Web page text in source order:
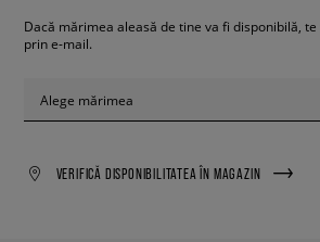
Dacă mărimea aleasă de tine va fi disponibilă,
prin e-mail.
Alege mărimea
VERIFICĂ DISPONIBILITATEA ÎN MAGAZIN